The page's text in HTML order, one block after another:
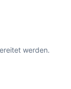
werden.